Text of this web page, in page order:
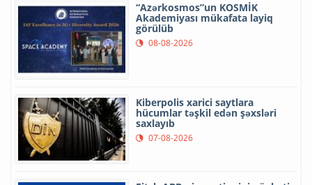
“Azərkosmos”un KOSMİK
Akademiyası mükafata layiq
görülüb
08-08-2026
Kiberpolis xarici saytlara
hücumlar təşkil edən şəxsləri
saxlayıb
07-08-2026